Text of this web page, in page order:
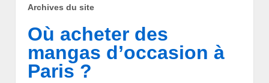
Archives du site
Où acheter des
mangas d’occasion à
Paris ?